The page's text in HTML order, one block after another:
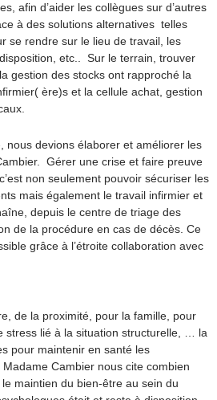
afin d’aider les collègues sur d’autres
à des solutions alternatives telles
se rendre sur le lieu de travail, les
etc.. Sur le terrain, trouver
gestion des stocks ont rapproché la
ère)s et la cellule achat, gestion
nous devions élaborer et améliorer les
Gérer une crise et faire preuve
non seulement pouvoir sécuriser les
mais également le travail infirmier et
depuis le centre de triage des
de la procédure en cas de décès. Ce
grâce à l’étroite collaboration avec
de la proximité, pour la famille, pour
stress lié à la situation structurelle, … la
pour maintenir en santé les
Cambier nous cite combien
maintien du bien-être au sein du